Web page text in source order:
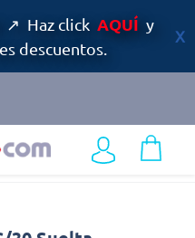
↗ Haz click AQUÍ y
descuentos.